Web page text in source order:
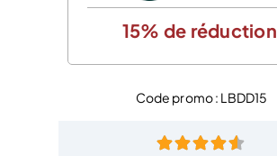
15% de réduction
Code promo : LBDD15